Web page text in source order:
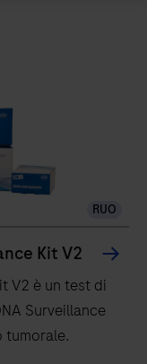
RUO
Kit V2
V2 è un test di
Surveillance
tumorale.